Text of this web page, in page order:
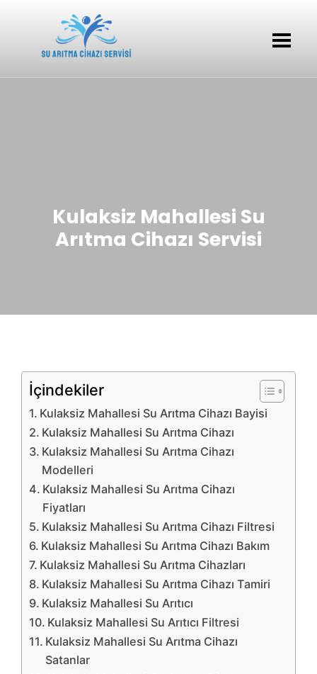
Kulaksiz Mahallesi Su
Arıtma Cihazı Servisi
İçindekiler
Kulaksiz Mahallesi Su Arıtma Cihazı Bayisi
Kulaksiz Mahallesi Su Arıtma Cihazı
Kulaksiz Mahallesi Su Arıtma Cihazı
Modelleri
Kulaksiz Mahallesi Su Arıtma Cihazı
Fiyatları
Kulaksiz Mahallesi Su Arıtma Cihazı Filtresi
Kulaksiz Mahallesi Su Arıtma Cihazı Bakım
Kulaksiz Mahallesi Su Arıtma Cihazları
Kulaksiz Mahallesi Su Arıtma Cihazı Tamiri
Kulaksiz Mahallesi Su Arıtıcı
Kulaksiz Mahallesi Su Arıtıcı Filtresi
Kulaksiz Mahallesi Su Arıtma Cihazı
Satanlar